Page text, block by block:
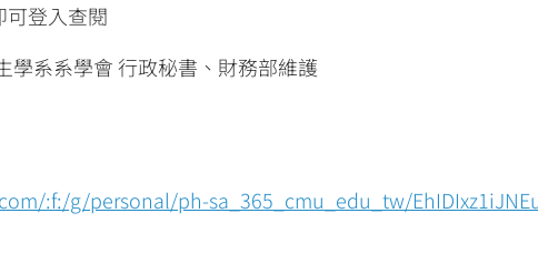
可登入查閱
學系系學會 行政秘書、財務部維護
:f:/g/personal/ph-sa_365_cmu_edu_tw/